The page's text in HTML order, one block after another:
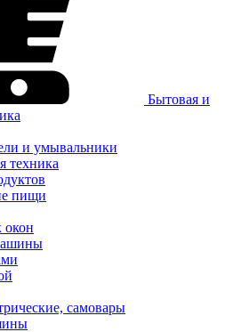
Бытовая и
и умывальники
техника
пищи
окон
самовары